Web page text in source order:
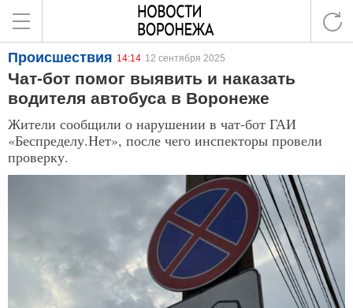
Происшествия 14:14 12 сентября 2025
Чат-бот помог выявить и наказать
водителя автобуса в Воронеже
Жители сообщили о нарушении в чат-бот ГАИ
«Беспределу.Нет», после чего инспекторы провели
проверку.